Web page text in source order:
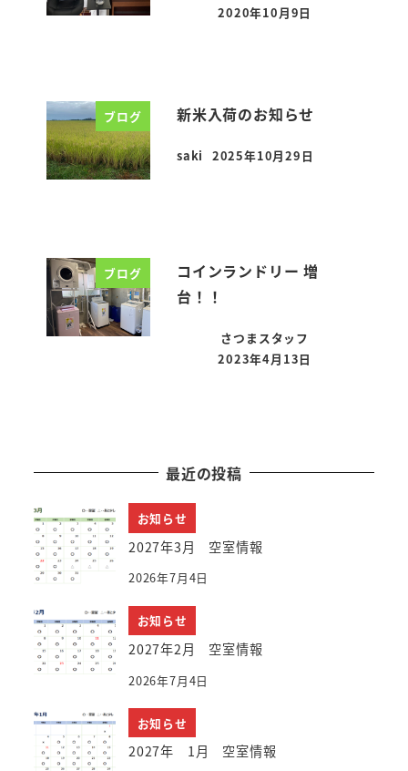
投稿日
2020年10月9日
ブログ 新米入荷のお知らせ
saki
投稿日
2025年10月29日
ブログ
コインランドリー 増
台！！
さつまスタッフ
投稿日
2023年4月13日
最近の投稿
お知らせ
2027年3月 空室情報
2026年7月4日
お知らせ
2027年2月 空室情報
2026年7月4日
お知らせ
2027年 1月 空室情報